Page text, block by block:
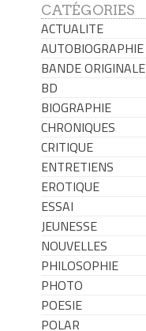
CATÉGORIES
ACTUALITE
AUTOBIOGRAPHIE
BANDE ORIGINALE
BD
BIOGRAPHIE
CHRONIQUES
CRITIQUE
ENTRETIENS
EROTIQUE
ESSAI
JEUNESSE
NOUVELLES
PHILOSOPHIE
PHOTO
POESIE
POLAR